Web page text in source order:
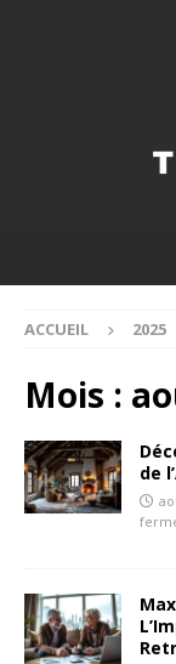
ACCUEIL 2025
Mois :
de